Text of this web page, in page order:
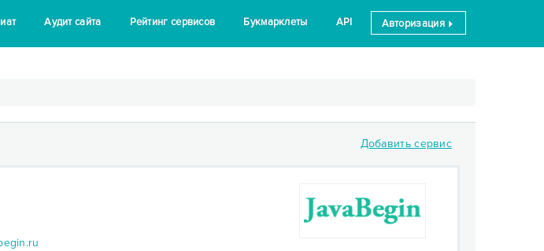
Аудит сайта Рейтинг сервисов Букмарклеты API Авторизация
Добавить сервис